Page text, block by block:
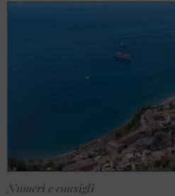
Numeri e consigli